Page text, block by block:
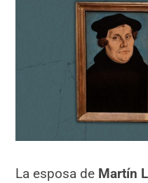
La esposa de Martín